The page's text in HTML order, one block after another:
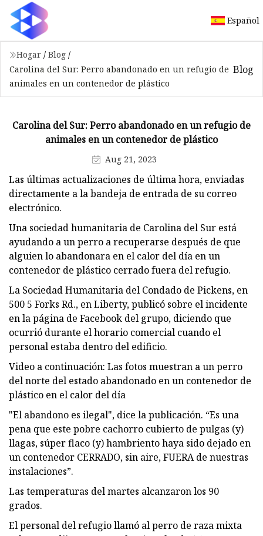
Español
Hogar / Blog /
Carolina del Sur: Perro abandonado en un refugio de
animales en un contenedor de plástico
Blog
Carolina del Sur: Perro abandonado en un refugio de
animales en un contenedor de plástico
Aug 21, 2023
Las últimas actualizaciones de última hora, enviadas
directamente a la bandeja de entrada de su correo
electrónico.
Una sociedad humanitaria de Carolina del Sur está
ayudando a un perro a recuperarse después de que
alguien lo abandonara en el calor del día en un
contenedor de plástico cerrado fuera del refugio.
La Sociedad Humanitaria del Condado de Pickens, en
500 5 Forks Rd., en Liberty, publicó sobre el incidente
en la página de Facebook del grupo, diciendo que
ocurrió durante el horario comercial cuando el
personal estaba dentro del edificio.
Video a continuación: Las fotos muestran a un perro
del norte del estado abandonado en un contenedor de
plástico en el calor del día
"El abandono es ilegal", dice la publicación. “Es una
pena que este pobre cachorro cubierto de pulgas (y)
llagas, súper flaco (y) hambriento haya sido dejado en
un contenedor CERRADO, sin aire, FUERA de nuestras
instalaciones”.
Las temperaturas del martes alcanzaron los 90
grados.
El personal del refugio llamó al perro de raza mixta